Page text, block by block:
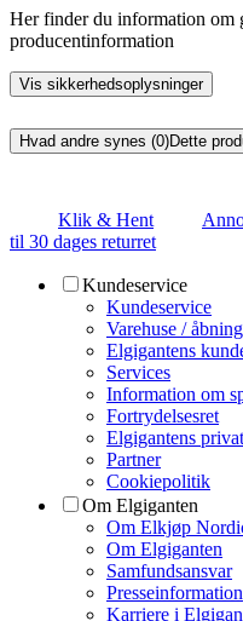
Her finder du information om
producentinformation
Vis sikkerhedsoplysninger
Hvad andre synes (0)Dette
Klik & Hent
til 30 dages returret
Kundeservice
Kundeservice
Varehuse /
Elgigantens
Services
Information om
Fortrydelsesret
Elgigantens
Partner
Cookiepolitik
Om Elgiganten
Om Elkjøp
Om Elgiganten
Samfundsansvar
Presseinformation
Karriere i